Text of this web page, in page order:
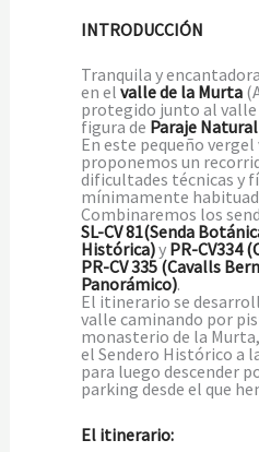
INTRODUCCIÓN
Tranquila y
en el valle de la Murta
protegido junto al valle
figura de Paraje
En este pequeño
proponemos un
dificultades técnicas y
mínimamente
Combinaremos los
SL-CV 81(Senda
Histórica)y PR-CV334
PR-CV 335 (Cavalls
Panorámico).
El itinerario se
valle caminando por
monasterio de la
el Sendero Histórico a
para luego descender
parking desde el que
El itinerario: